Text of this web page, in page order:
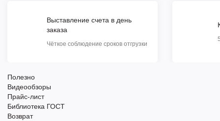
Выставление счета в день
заказа
Чёткое соблюдение сроков отгрузки
Полезно
Видеообзоры
Прайс-лист
Библиотека ГОСТ
Возврат